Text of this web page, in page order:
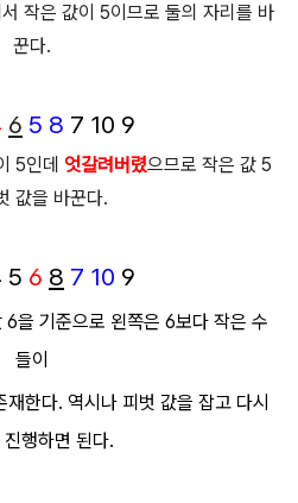
작은 값이 5이므로 둘의 자리를 바
꾼다.
6 5 8 7 10 9
5인데 엇갈려버렸으므로 작은 값 5
값을 바꾼다.
5 6 8 7 10 9
을 기준으로 왼쪽은 6보다 작은 수
들이
한다. 역시나 피벗 값을 잡고 다시
행하면 된다.